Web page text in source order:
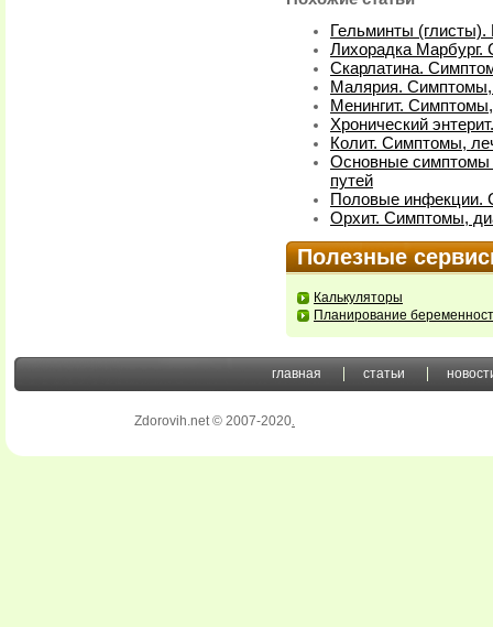
Гельминты (глисты).
Лихорадка
Скарлатина.
Малярия. Симптомы,
Менингит.
Хронический
Колит. Симптомы,
Основные симптомы
путей
Половые инфекции.
Орхит. Симптомы,
Полезные
Калькуляторы
Планирование
главная статьи
Zdorovih.net © 2007-2020